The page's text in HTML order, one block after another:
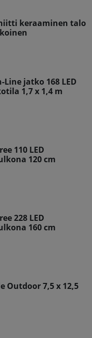
keraaminen talo
jatko 168 LED
1,7 x 1,4 m
110 LED
120 cm
228 LED
160 cm
Outdoor 7,5 x 12,5